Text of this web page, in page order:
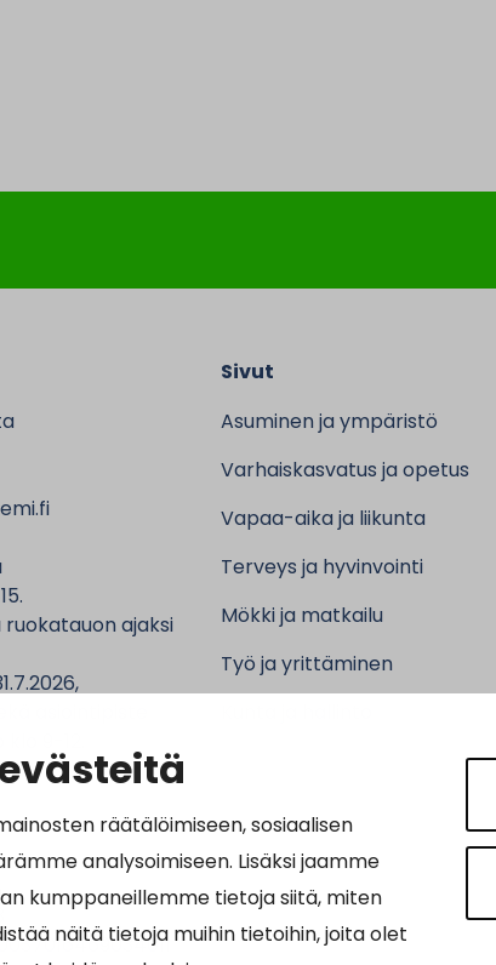
räätälöimiseen, sosiaalisen
analysoimiseen. Lisäksi jaamme
kumppaneillemme tietoja siitä, miten
näitä tietoja muihin tietoihin, joita olet
ajaksi
Sivut
Asuminen ja ympäristö
Varhaiskasvatus ja opetus
Vapaa-aika ja liikunta
Terveys ja hyvinvointi
Mökki ja matkailu
Työ ja yrittäminen